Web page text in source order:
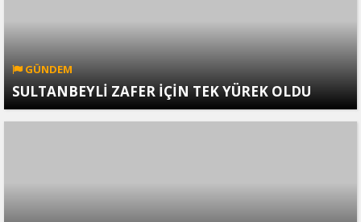
GÜNDEM
SULTANBEYLİ ZAFER İÇİN TEK YÜREK OLDU